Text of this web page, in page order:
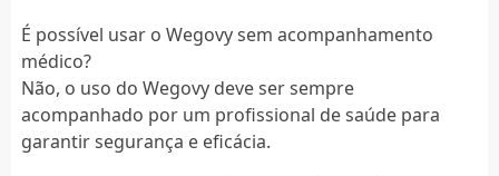
É possível usar o Wegovy sem acompanhamento
médico?
Não, o uso do Wegovy deve ser sempre
acompanhado por um profissional de saúde para
garantir segurança e eficácia.